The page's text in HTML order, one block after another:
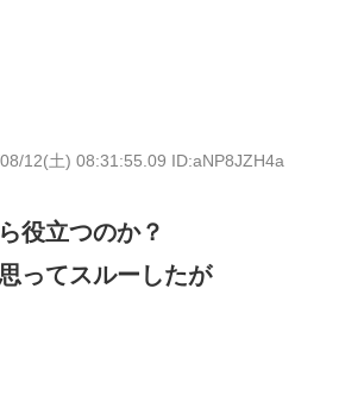
12(土) 08:31:55.09 ID:aNP8JZH4a
役立つのか？
ってスルーしたが